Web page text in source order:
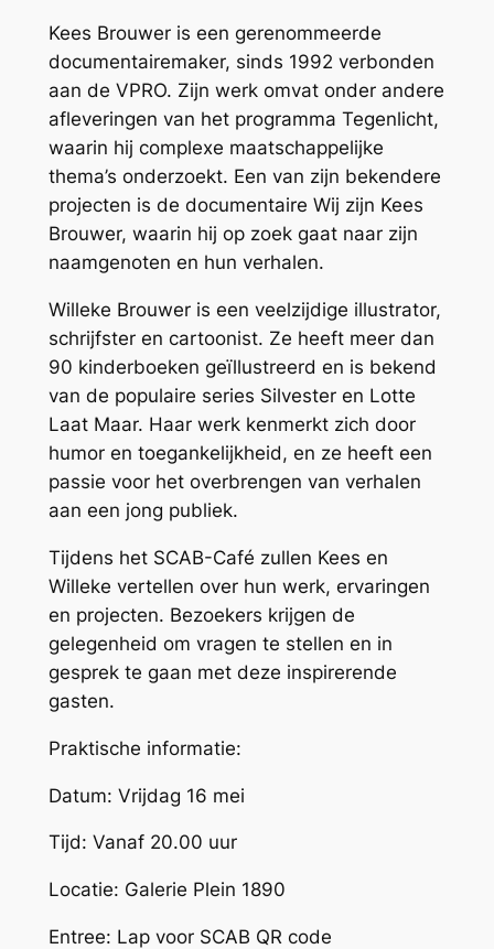
Kees Brouwer is een gerenommeerde
documentairemaker, sinds 1992 verbonden
aan de VPRO. Zijn werk omvat onder andere
afleveringen van het programma Tegenlicht,
waarin hij complexe maatschappelijke
thema’s onderzoekt. Een van zijn bekendere
projecten is de documentaire Wij zijn Kees
Brouwer, waarin hij op zoek gaat naar zijn
naamgenoten en hun verhalen. ​
Willeke Brouwer is een veelzijdige illustrator,
schrijfster en cartoonist. Ze heeft meer dan
90 kinderboeken geïllustreerd en is bekend
van de populaire series Silvester en Lotte
Laat Maar. Haar werk kenmerkt zich door
humor en toegankelijkheid, en ze heeft een
passie voor het overbrengen van verhalen
aan een jong publiek. ​
Tijdens het SCAB-Café zullen Kees en
Willeke vertellen over hun werk, ervaringen
en projecten. Bezoekers krijgen de
gelegenheid om vragen te stellen en in
gesprek te gaan met deze inspirerende
gasten.​
Praktische informatie:
Datum: Vrijdag 16 mei
Tijd: Vanaf 20.00 uur
Locatie: Galerie Plein 1890
Entree: Lap voor SCAB QR code